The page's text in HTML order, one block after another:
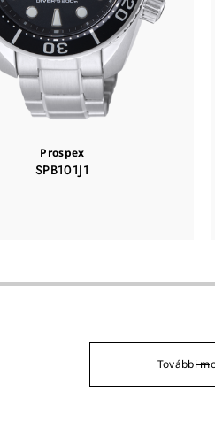
Prospex
SPB101J1
További